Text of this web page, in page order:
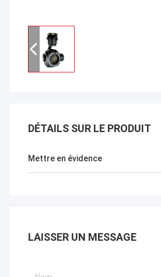
répandre la bonne nouvelle de Xixian
DÉTAILS SUR LE PRODUIT
Mettre en évidence
LAISSER UN MESSAGE